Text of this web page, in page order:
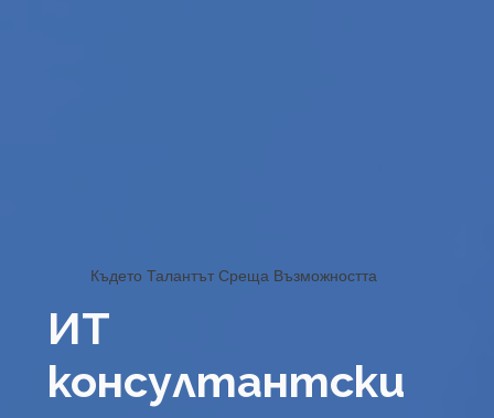
Където Талантът Среща Възможността
ИТ
консултантски